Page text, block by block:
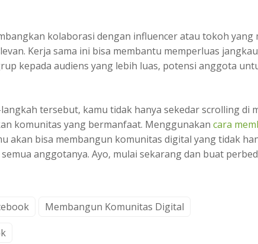
kolaborasi dengan influencer atau tokoh yang
Kerja sama ini bisa membantu memperluas
kepada audiens yang lebih luas, potensi anggota
tersebut, kamu tidak hanya sekedar scrolling di
komunitas yang bermanfaat. Menggunakan cara
akan bisa membangun komunitas digital yang tidak
anggotanya. Ayo, mulai sekarang dan buat
Membangun Komunitas Digital